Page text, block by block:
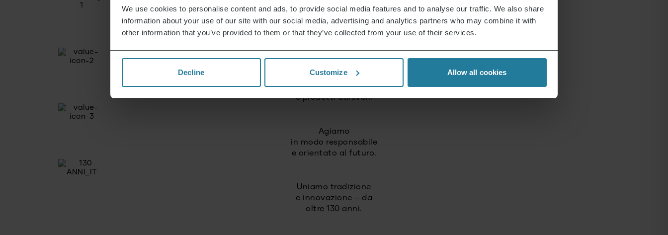
We use cookies to personalise content and ads, to provide social media features and to analyse our traffic. We also share
information about your use of our site with our social media, advertising and analytics partners who may combine it with
other information that you’ve provided to them or that they’ve collected from your use of their services.
Decline Customize Allow all cookies
Combiniamo tecnologia
intuitiva con gli standard
Puntiamo su
alta qualità
e prodotti durevoli.
Agiamo
in modo responsabile
e orientato al futuro.
Uniamo tradizione
e innovazione – da
oltre 130 anni.